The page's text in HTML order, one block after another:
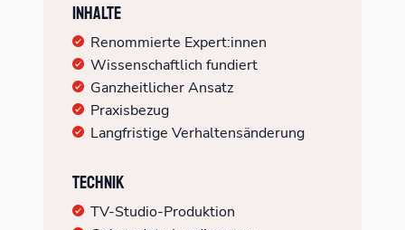
Inhalte
Renommierte Expert:innen
Wissenschaftlich fundiert
Ganzheitlicher Ansatz
Praxisbezug
Langfristige Verhaltensänderung
Technik
TV-Studio-Produktion